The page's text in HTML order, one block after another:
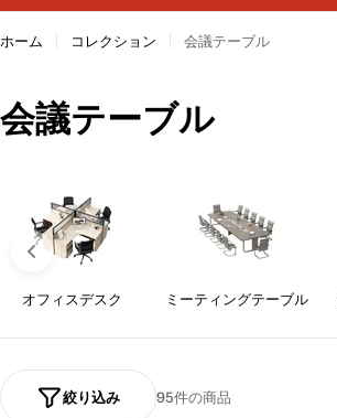
プ
ホーム コレクション 会議テーブル
コ
ク
シ
ョ
ン
:
会議テーブル
オフィスデスク ミーティングテーブル
95件の商品
絞り込み